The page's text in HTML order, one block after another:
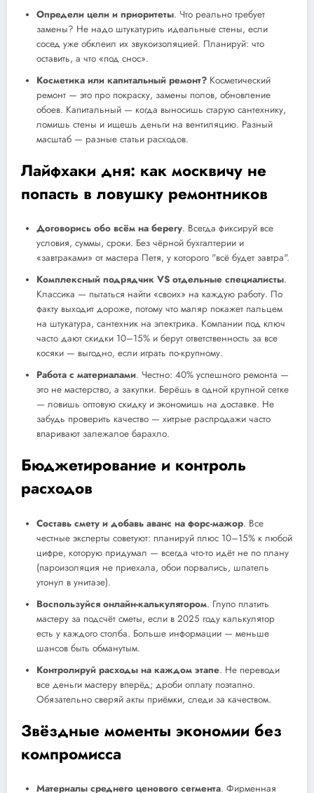
Определи цели и приоритеты. Что реально требует
замены? Не надо штукатурить идеальные стены, если
сосед уже обклеил их звукоизоляцией. Планируй: что
оставить, а что «под снос».
Косметика или капитальный ремонт? Косметический
ремонт — это про покраску, замены полов, обновление
обоев. Капитальный — когда выносишь старую сантехнику,
ломишь стены и ищешь деньги на вентиляцию. Разный
масштаб — разные статьи расходов.
Лайфхаки дня: как москвичу не
попасть в ловушку ремонтников
Договорись обо всём на берегу. Всегда фиксируй все
условия, суммы, сроки. Без чёрной бухгалтерии и
«завтраками» от мастера Петя, у которого "всё будет завтра".
Комплексный подрядчик VS отдельные специалисты.
Классика — пытаться найти «своих» на каждую работу. По
факту выходит дороже, потому что маляр покажет пальцем
на штукатура, сантехник на электрика. Компании под ключ
часто дают скидки 10–15% и берут ответственность за все
косяки — выгодно, если играть по-крупному.
Работа с материалами. Честно: 40% успешного ремонта —
это не мастерство, а закупки. Берёшь в одной крупной сетке
— ловишь оптовую скидку и экономишь на доставке. Не
забудь проверить качество — хитрые распродажи часто
впаривают залежалое барахло.
Бюджетирование и контроль
расходов
Составь смету и добавь аванс на форс-мажор. Все
честные эксперты советуют: планируй плюс 10–15% к любой
цифре, которую придумал — всегда что-то идёт не по плану
(пароизоляция не приехала, обои порвались, шпатель
утонул в унитазе).
Воспользуйся онлайн-калькулятором. Глупо платить
мастеру за подсчёт сметы, если в 2025 году калькулятор
есть у каждого столба. Больше информации — меньше
шансов быть обманутым.
Контролируй расходы на каждом этапе. Не переводи
все деньги мастеру вперёд; дроби оплату поэтапно.
Обязательно сверяй акты приёмки, следи за качеством.
Звёздные моменты экономии без
компромисса
Материалы среднего ценового сегмента. Фирменная